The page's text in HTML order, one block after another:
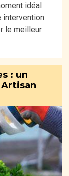
idéal
intervention
le meilleur
: un